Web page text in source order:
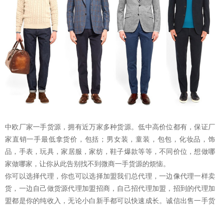
中欧厂家一手货源，拥有近万家多种货源。低中高价位都有，保证厂
家直销一手最低拿货价，包括；男女装 ，童装 ， 包包 ， 化妆品 ，饰
品， 手表 ，玩具，家居服，家纺，鞋子爆款等等，不同价位，想做哪
家做哪家，让你从此告别找不到微商一手货源的烦恼。
你可以选择代理，你也可以选择加盟我们总代理，一边像代理一样卖
货，一边自己做货源代理加盟招商，自己招代理加盟，招到的代理加
盟都是你的纯收入，无论小白新手都可以快速成长。诚信出售一手货